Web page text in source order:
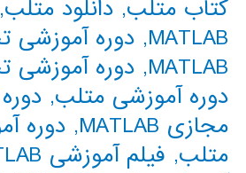
کتاب متلب, دانلود متلب,
MATLAB
, دوره
MATLAB
, دوره
دوره آموزشی متلب,
مجازی MATLAB
, دوره
متلب, فیلم آموزشی MATLAB